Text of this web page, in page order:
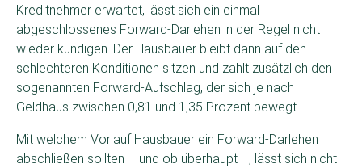
Kreditnehmer erwartet, lässt sich ein einmal
abgeschlossenes Forward-Darlehen in der Regel nicht
wieder kündigen. Der Hausbauer bleibt dann auf den
schlechteren Konditionen sitzen und zahlt zusätzlich den
sogenannten Forward-Aufschlag, der sich je nach
Geldhaus zwischen 0,81 und 1,35 Prozent bewegt.
Mit welchem Vorlauf Hausbauer ein Forward-Darlehen
abschließen sollten – und ob überhaupt –, lässt sich nicht